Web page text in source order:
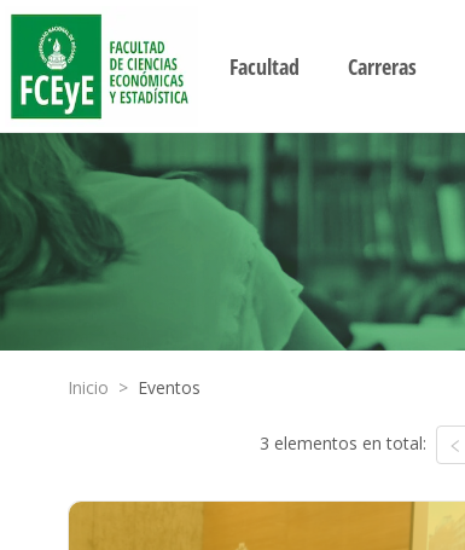
Facultad Carreras
Inicio > Eventos
3 elementos en total: